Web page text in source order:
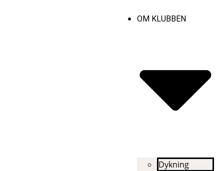
OM KLUBBEN
Dykning